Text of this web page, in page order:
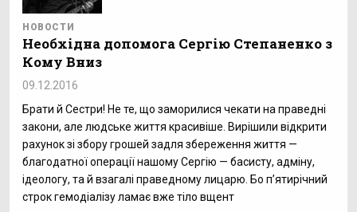
НОВОСТИ
Необхідна допомога Сергію Степаненко з
Кому Вниз
09.12.2016
Брати й Сестри! Не те, що заморилися чекати на праведні
закони, але людське життя красивіше. Вирішили відкрити
рахунок зі збору грошей задля збереження життя —
благодатної операції нашому Сергію — басисту, адміну,
ідеологу, та й взагалі праведному лицарю. Бо п’ятирічний
строк гемодіалізу ламає вже тіло вщент